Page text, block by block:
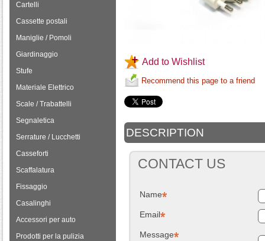
Cartelli
Cassette postali
Maniglie / Pomoli
Giardinaggio
Stufe
Materiale Elettrico
Scale / Trabattelli
Segnaletica
Serrature / Lucchetti
Casseforti
Scaffalatura
Fissaggio
Casalinghi
Accessori per auto
Prodotti per la pulizia
Add to Wishlist
Recommend this page to a friend
DESCRIPTION
CONTACT US
Name
Email
Message